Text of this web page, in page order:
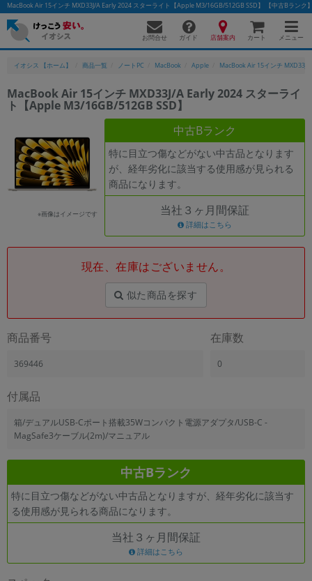
MacBook Air 15インチ MXD33J/A Early 2024 スターライト【Apple M3/16GB/512GB SSD】 【中古Bランク
お問合せ ガイド 店舗案内 カート メニュー
イオシス 【ホーム】 商品一覧 ノートPC MacBook Apple MacBook Air 15インチ MXD33J/
MacBook Air 15インチ MXD33J/A Early 2024 スターライ
ト【Apple M3/16GB/512GB SSD】
※画像はイメージです
中古Bランク
特に目立つ傷などがない中古品となります
が、経年劣化に該当する使用感が見られる
商品になります。
当社３ヶ月間保証
詳細はこちら
現在、在庫はございません。
似た商品を探す
商品番号
369446
在庫数
0
付属品
箱/デュアルUSB-Cポート搭載35Wコンパクト電源アダプタ/USB-C -
MagSafe3ケーブル(2m)/マニュアル
中古Bランク
特に目立つ傷などがない中古品となりますが、経年劣化に該当す
る使用感が見られる商品になります。
当社３ヶ月間保証
詳細はこちら